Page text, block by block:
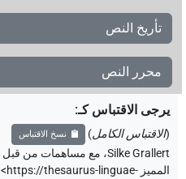
تأريخ النص
محرر النص
يرجى الاقتباس كـ:
(الاقتباس الكامل) نسخ الاقتباس
Silke Grallert، مع مساهمات من قبل
المميز ICIBeSt5tINQOEk9ijte8WCj16M <https://thesaurus-linguae-